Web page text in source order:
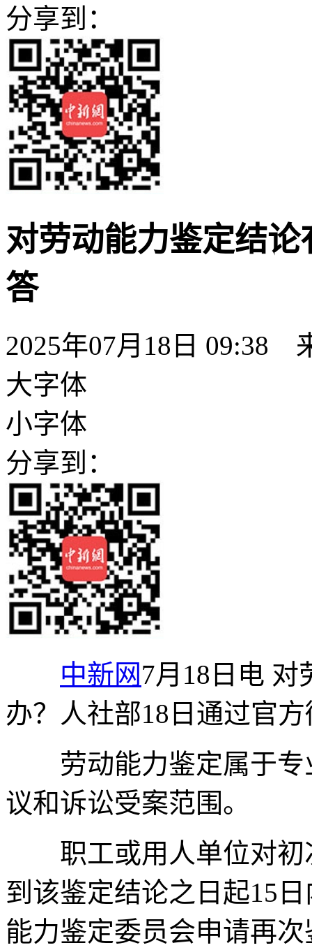
分享到：
对劳动能力鉴定结
答
2025年07月18日 09:38
大字体
小字体
分享到：
中新网7月18日电 对
办？人社部18日通过官
劳动能力鉴定属于专
议和诉讼受案范围。
职工或用人单位对初
到该鉴定结论之日起15
能力鉴定委员会申请再